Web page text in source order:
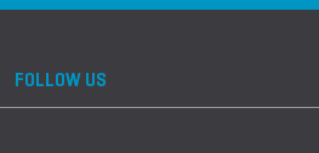
FOLLOW US